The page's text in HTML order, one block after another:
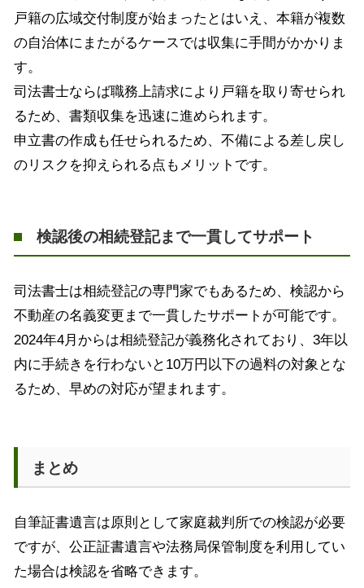
戸籍の広域交付制度が始まったとはいえ、本籍が複数
の自治体にまたがるケースでは収集に手間がかかりま
す。
司法書士ならば職務上請求により戸籍を取り寄せられ
るため、書類収集を迅速に進められます。
申立書の作成も任せられるため、不備による差し戻し
のリスクを抑えられる点もメリットです。
検認後の相続登記まで一貫してサポート
司法書士は相続登記の専門家でもあるため、検認から
不動産の名義変更まで一貫したサポートが可能です。
2024年4月からは相続登記が義務化されており、3年以
内に手続きを行わないと10万円以下の過料の対象とな
るため、早めの対応が望まれます。
まとめ
自筆証書遺言は原則として家庭裁判所での検認が必要
ですが、公正証書遺言や法務局保管制度を利用してい
た場合は検認を省略できます。